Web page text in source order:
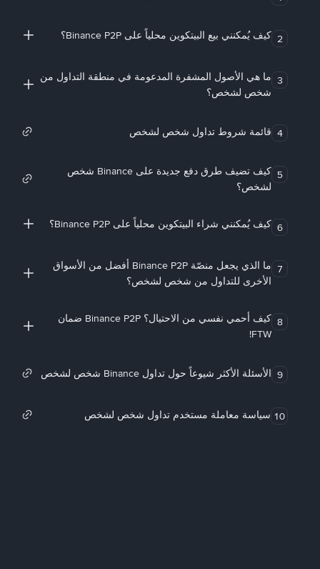
2 كيف يُمكنني بيع البيتكوين محلياً على Binance P2P؟
3 ما هي الأصول المشفرة المدعومة في منطقة التداول من
شخص لشخص؟
4 قائمة شروط تداول شخص لشخص
5
كيف تضيف طرق دفع جديدة على Binance شخص
لشخص؟
6 كيف يُمكنني شراء البيتكوين محلياً على Binance P2P؟
7
ما الذي يجعل منصّة Binance P2P أفضل من الأسواق
الأخرى للتداول من شخص لشخص؟
8
كيف أحمي نفسي من الاحتيال؟ Binance P2P ضمان
FTW!
9 الأسئلة الأكثر شيوعاً حول تداول Binance شخص لشخص
10 سياسة معاملة مستخدم تداول شخص لشخص